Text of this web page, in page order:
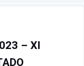
– XI